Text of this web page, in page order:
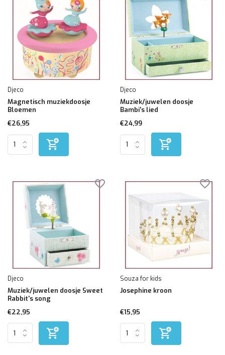
Djeco
Magnetisch muziekdoosje
Bloemen
€26,95
Djeco
Muziek/juwelen doosje
Bambi's lied
€24,99
Djeco
Muziek/juwelen doosje Sweet
Rabbit's song
€22,95
Souza for kids
Josephine kroon
€15,95